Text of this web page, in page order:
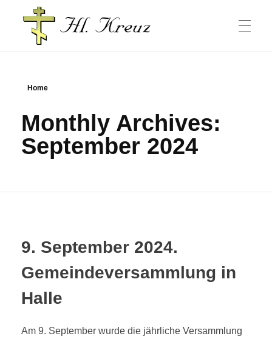
GOTTESDIENSTE
Wohltätigkeit
Fotos
Gemeindebilder
Geschichte
Gemeinde
ENGLISH
УКРАЇНСЬКА
Home
Monthly Archives:
September 2024
9. September 2024.
Gemeindeversammlung in
Halle
Am 9. September wurde die jährliche Versammlung